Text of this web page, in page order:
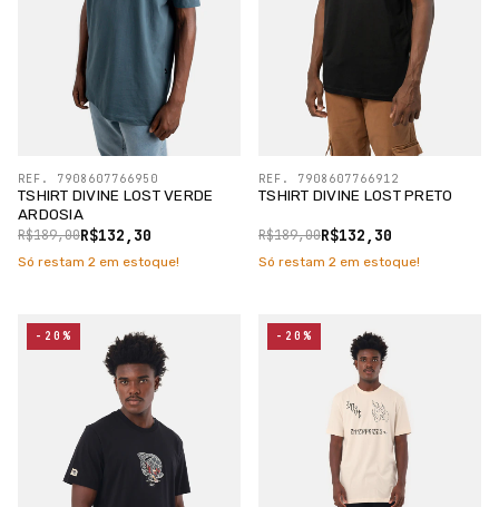
TSHIRT DIVINE LOST VERDE
ARDOSIA
R$132,30
R$189,00
REF. 7908607766950
Só restam 2 em estoque!
TSHIRT DIVINE LOST PRETO
R$132,30
R$189,00
REF. 7908607766912
Só restam 2 em estoque!
-20% -20%